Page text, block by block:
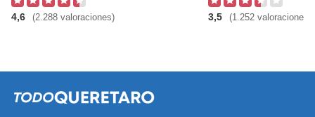
4,6 (2.288 valoraciones) 3,5 (1.252 valoraciones)